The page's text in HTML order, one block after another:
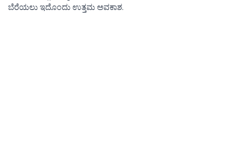
ಬೆರೆಯಲು ಇದೊಂದು ಉತ್ತಮ ಅವಕಾಶ.